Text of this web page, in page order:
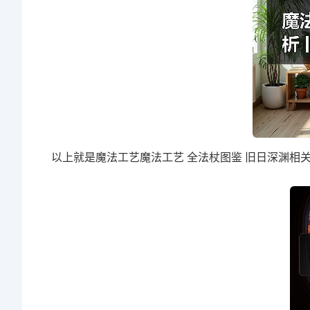
以上就是魔法工艺魔法工艺 全法杖图鉴 旧日深渊相